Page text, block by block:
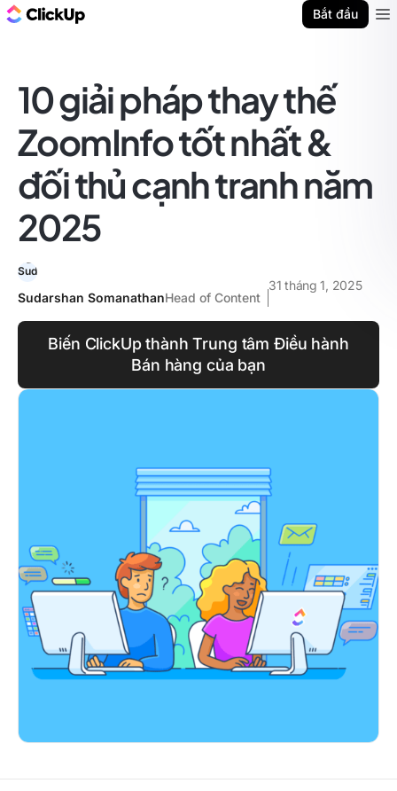
Bắt đầu
10 giải pháp thay thế
ZoomInfo tốt nhất &
đối thủ cạnh tranh năm
2025
Sudarshan SomanathanHead of Content
31 tháng 1, 2025
Biến ClickUp thành Trung tâm Điều hành
Bán hàng của bạn